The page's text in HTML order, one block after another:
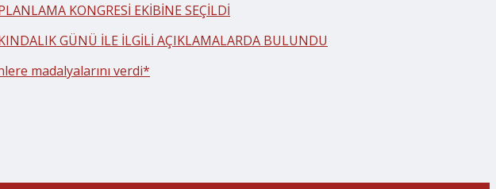
KONGRESİ EKİBİNE SEÇİLDİ
GÜNÜ İLE İLGİLİ AÇIKLAMALARDA BULUNDU
madalyalarını verdi*